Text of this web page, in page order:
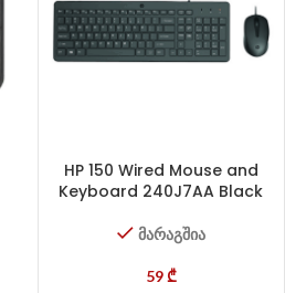
HP 150 Wired Mouse and
Keyboard 240J7AA Black
მარაგშია
59₾